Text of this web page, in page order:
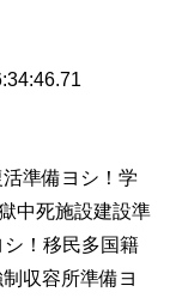
準備ヨシ！学
中死施設建設準
！移民多国籍
収容所準備ヨ